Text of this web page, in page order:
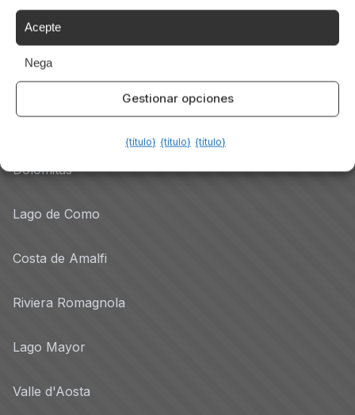
Acepte
Nega
Gestionar opciones
{título} {título} {título}
Tutte le Regioni →
Destinazioni
Dolomitas
Lago de Como
Costa de Amalfi
Riviera Romagnola
Lago Mayor
Valle d'Aosta